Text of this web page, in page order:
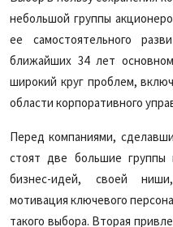
небольшой группы
ее самостоятельного
ближайших 34 лет
широкий круг проблем,
области корпоративного
Перед компаниями,
стоят две большие
бизнес-идей, своей
мотивация ключевого
такого выбора. Вторая